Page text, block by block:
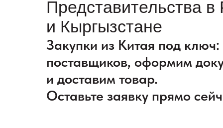
Представительства в
и Кыргызстане
Закупки из Китая под
поставщиков, оформим
и доставим товар.
Оставьте заявку прямо